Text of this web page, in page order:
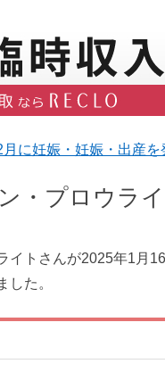
に妊娠・妊娠・出産
・プロウラ
イトさんが2025年1月
した。